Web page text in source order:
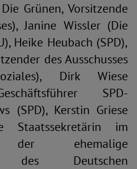
Grünen, Vorsitzende
Janine Wissler (Die
Heike Heubach (SPD),
des Ausschusses
Dirk Wiese
SPD-
(SPD), Kerstin Griese
Staatssekretärin im
ehemalige
des Deutschen